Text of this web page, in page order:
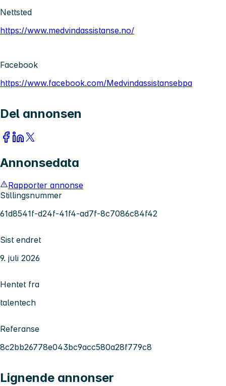
Nettsted
https://www.medvindassistanse.no/
Facebook
https://www.facebook.com/Medvindassistansebpa
Del annonsen
Annonsedata
Rapporter annonse
Stillingsnummer
61d8541f-d24f-41f4-ad7f-8c7086c84f42
Sist endret
9. juli 2026
Hentet fra
talentech
Referanse
8c2bb26778e043bc9acc580a28f779c8
Lignende annonser